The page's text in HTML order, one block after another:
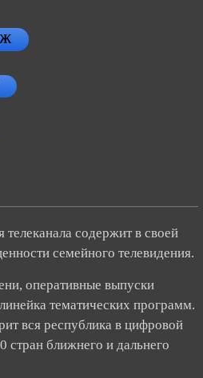
содержит в своей
семейного телевидения.
оперативные выпуски
тематических программ.
вся республика в цифровой
стран ближнего и дальнего